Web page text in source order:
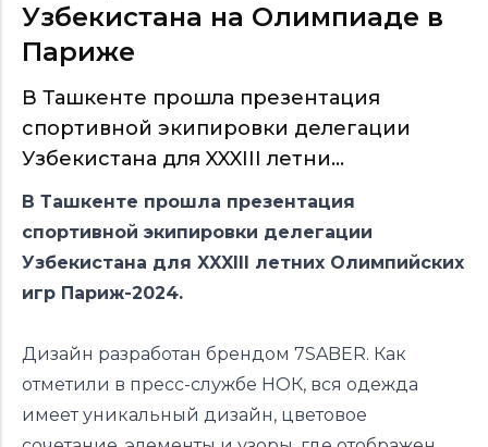
Узбекистана на Олимпиаде в
Париже
В Ташкенте прошла презентация
спортивной экипировки делегации
Узбекистана для XXXIII летни...
В Ташкенте прошла презентация
спортивной экипировки делегации
Узбекистана для XXXIII летних Олимпийских
игр Париж-2024.
Дизайн разработан брендом 7SABER. Как
отметили в пресс-службе НОК, вся одежда
имеет уникальный дизайн, цветовое